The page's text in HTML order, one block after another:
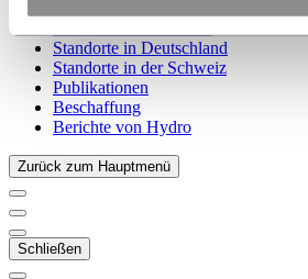
Standorte in Deutschland
Standorte in der Schweiz
Publikationen
Beschaffung
Berichte von Hydro
Zurück zum Hauptmenü
Schließen